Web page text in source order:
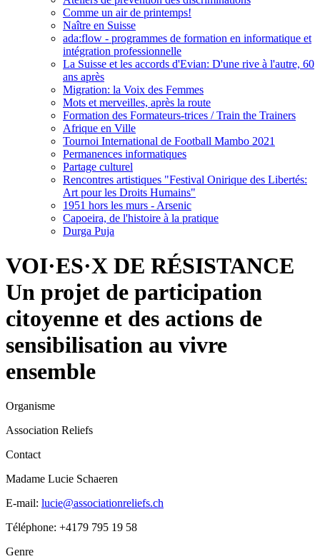
Comme un air de printemps!
Naître en Suisse
ada:flow - programmes de formation en informatique et
intégration professionnelle
La Suisse et les accords d'Evian: D'une rive à l'autre, 60
ans après
Migration: la Voix des Femmes
Mots et merveilles, après la route
Formation des Formateurs-trices / Train the Trainers
Afrique en Ville
Tournoi International de Football Mambo 2021
Permanences informatiques
Partage culturel
Rencontres artistiques "Festival Onirique des Libertés:
Art pour les Droits Humains"
1951 hors les murs - Arsenic
Capoeira, de l'histoire à la pratique
Durga Puja
VOI·ES·X DE RÉSISTANCE
Un projet de participation
citoyenne et des actions de
sensibilisation au vivre
ensemble
Organisme
Association Reliefs
Contact
Madame Lucie Schaeren
E-mail: lucie@associationreliefs.ch
Téléphone: +4179 795 19 58
Genre